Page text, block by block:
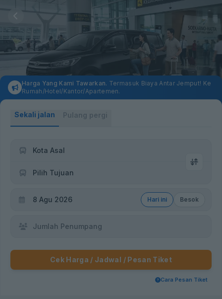
Harga Yang Kami Tawarkan. Termasuk Biaya Antar Jemput! Ke
Rumah/Hotel/Kantor/Apartemen.
Sekali jalan Pulang pergi
Kota Asal
Pilih Tujuan
8 Agu 2026 Hari ini Besok
Jumlah Penumpang
Cek Harga / Jadwal / Pesan Tiket
Cara Pesan Tiket